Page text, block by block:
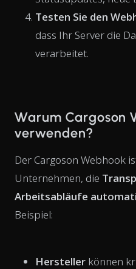
Testen Sie den
dass Ihr Server die
verarbeitet.
Warum Cargoson
verwenden?
Der Cargoson Webhook
Unternehmen, die
Arbeitsabläufe
Beispiel:
Hersteller können